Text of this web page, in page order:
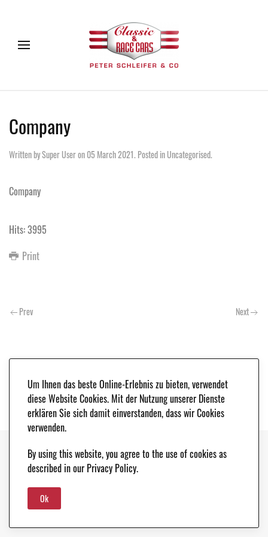
Company
Written by Super User on05 March 2021. Posted inUncategorised.
Company
Hits: 3995
Print
Prev Next
Copyright © 2021. Classic & Race Cars - Peter Schleifer & Co. |LEGAL NOTICE
DATA PROTECTION
Um Ihnen das beste Online-Erlebnis zu bieten, verwendet
diese Website Cookies. Mit der Nutzung unserer Dienste
erklären Sie sich damit einverstanden, dass wir Cookies
verwenden.
By using this website, you agree to the use of cookies as
described in our Privacy Policy.
Ok